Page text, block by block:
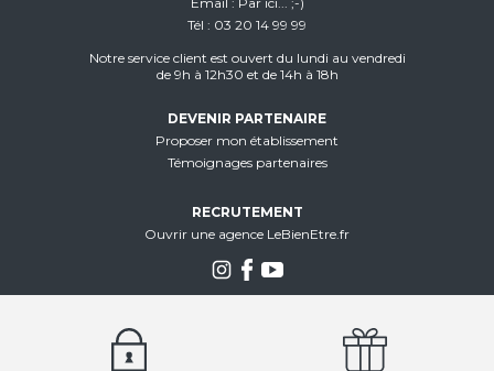
Tél
03 20 14 99 99
Notre service client est ouvert du lundi au vendredi
de 9h à 12h30 et de 14h à 18h
DEVENIR PARTENAIRE
Proposer mon établissement
Témoignages partenaires
RECRUTEMENT
Ouvrir une agence LeBienEtre.fr